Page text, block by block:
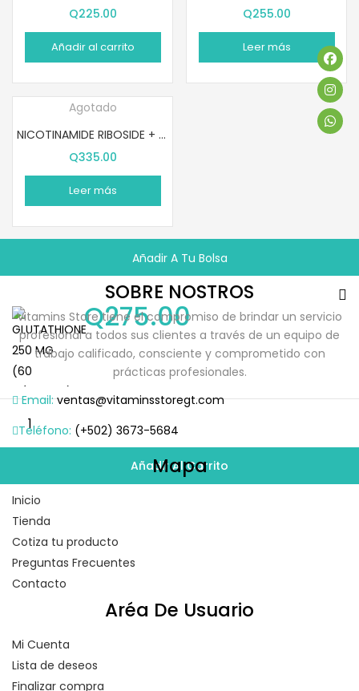
Q275.00
Añadir Al Carrito
Añadir A Tu Bolsa
Q225.00
Añadir al carrito
Q255.00
Leer más
Agotado
NICOTINAMIDE RIBOSIDE + RESVERATROL (80 CÁPSULAS)
Q335.00
Leer más
SOBRE NOSTROS
Vitamins Store tiene el compromiso de brindar un servicio
profesional a todos sus clientes a través de un equipo de
trabajo calificado, consciente y comprometido con
prácticas profesionales.
Email:ventas@vitaminsstoregt.com
Teléfono: (+502) 3673-5684
Mapa
Inicio
Tienda
Cotiza tu producto
Preguntas Frecuentes
Contacto
Aréa De Usuario
Mi Cuenta
Lista de deseos
Finalizar compra